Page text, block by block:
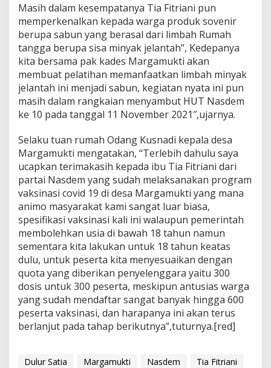
Masih dalam kesempatanya Tia Fitriani pun
memperkenalkan kepada warga produk sovenir
berupa sabun yang berasal dari limbah Rumah
tangga berupa sisa minyak jelantah”, Kedepanya
kita bersama pak kades Margamukti akan
membuat pelatihan memanfaatkan limbah minyak
jelantah ini menjadi sabun, kegiatan nyata ini pun
masih dalam rangkaian menyambut HUT Nasdem
ke 10 pada tanggal 11 November 2021″,ujarnya.
Selaku tuan rumah Odang Kusnadi kepala desa
Margamukti mengatakan, “Terlebih dahulu saya
ucapkan terimakasih kepada ibu Tia Fitriani dari
partai Nasdem yang sudah melaksanakan program
vaksinasi covid 19 di desa Margamukti yang mana
animo masyarakat kami sangat luar biasa,
spesifikasi vaksinasi kali ini walaupun pemerintah
membolehkan usia di bawah 18 tahun namun
sementara kita lakukan untuk 18 tahun keatas
dulu, untuk peserta kita menyesuaikan dengan
quota yang diberikan penyelenggara yaitu 300
dosis untuk 300 peserta, meskipun antusias warga
yang sudah mendaftar sangat banyak hingga 600
peserta vaksinasi, dan harapanya ini akan terus
berlanjut pada tahap berikutnya”,tuturnya.[red]
Dulur Satia Margamukti Nasdem
Tia Fitriani